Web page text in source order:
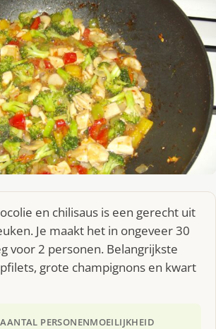
en chilisaus is een gerecht uit
Je maakt het in ongeveer 30
voor 2 personen. Belangrijkste
grote champignons en kwart
AANTAL PERSONENMOEILIJKHEID